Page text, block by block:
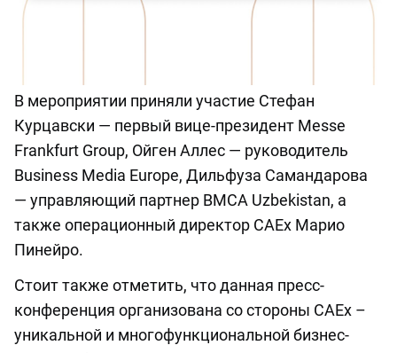
В мероприятии приняли участие Стефан
Курцавски — первый вице-президент Messe
Frankfurt Group, Ойген Аллес — руководитель
Business Media Europe, Дильфуза Самандарова
— управляющий партнер BMCA Uzbekistan, а
также операционный директор CAEx Марио
Пинейро.
Стоит также отметить, что данная пресс-
конференция организована со стороны CAEx –
уникальной и многофункциональной бизнес-